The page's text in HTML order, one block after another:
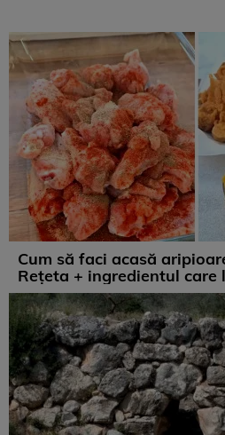
Cum să faci acasă
Rețeta + ingredientul care